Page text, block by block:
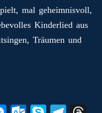
mal geheimnisvoll,
Kinderlied aus
Träumen und